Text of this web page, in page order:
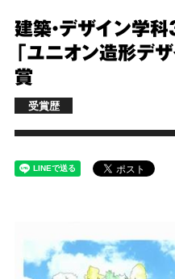
建築・デザイン学
「ユニオン造形デ
賞
受賞歴